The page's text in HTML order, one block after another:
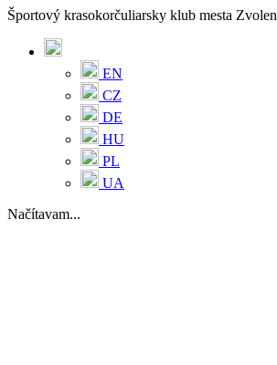
Športový krasokorčuliarsky klub mesta Zvolen
EN
CZ
DE
HU
PL
UA
Načítavam...